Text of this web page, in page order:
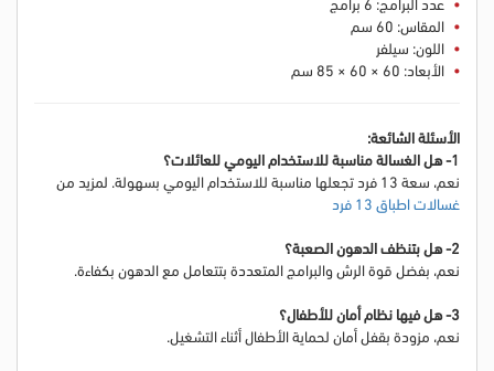
المقاس: 60 سم
اللون: سيلفر
الأبعاد: 60 × 60 × 85 سم
الأسئلة الشائعة:
1- هل الغسالة مناسبة للاستخدام اليومي للعائلات؟
نعم، سعة 13 فرد تجعلها مناسبة للاستخدام اليومي بسهولة.
لمزيد من
غسالات اطباق 13 فرد
2- هل بتنظف الدهون الصعبة؟
نعم، بفضل قوة الرش والبرامج المتعددة بتتعامل مع الدهون بكفاءة.
3- هل فيها نظام أمان للأطفال؟
نعم، مزودة بقفل أمان لحماية الأطفال أثناء التشغيل.